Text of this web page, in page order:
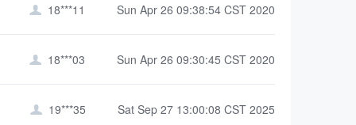
 18***11 Sun Apr 26 09:38:54 CST 2020
 18***03 Sun Apr 26 09:30:45 CST 2020
 19***35 Sat Sep 27 13:00:08 CST 2025